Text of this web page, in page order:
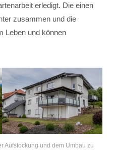
erledigt. Die einen
zusammen und die
Leben und können
Aufstockung und dem Umbau zu